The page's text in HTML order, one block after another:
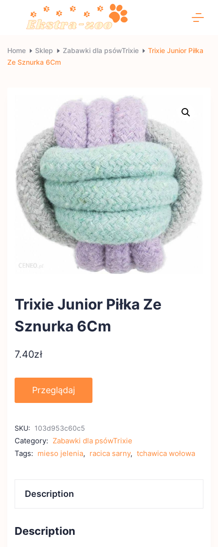
Ekstra-
zoo
Home Sklep Zabawki dla psówTrixie
Trixie Junior Piłka
Ze Sznurka 6Cm
Trixie Junior Piłka Ze
Sznurka 6Cm
7.40zł
Przeglądaj
SKU: 103d953c60c5
Category: Zabawki dla psówTrixie
Tags: mieso jelenia, racica sarny, tchawica wołowa
Description
Description